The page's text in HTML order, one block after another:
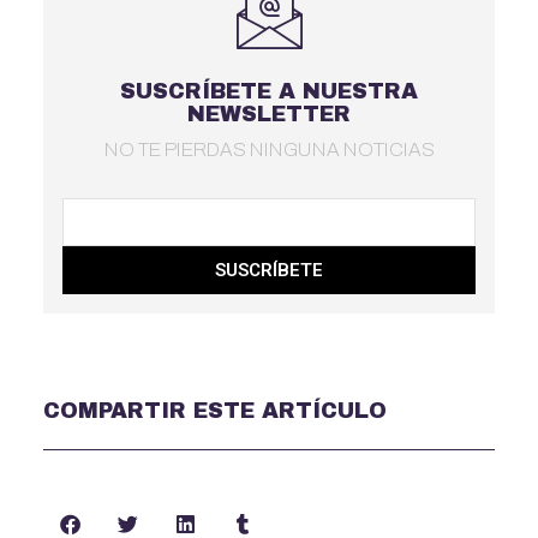
SUSCRÍBETE A NUESTRA
NEWSLETTER
NO TE PIERDAS NINGUNA NOTICIAS
SUSCRÍBETE
COMPARTIR ESTE ARTÍCULO